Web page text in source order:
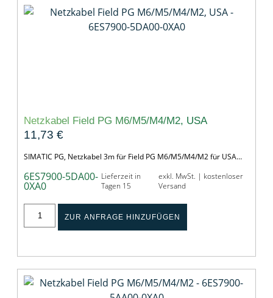
Netzkabel Field PG M6/M5/M4/M2, USA
11,73 €
SIMATIC PG, Netzkabel 3m für Field PG M6/M5/M4/M2 für USA…
6ES7900-5DA00-
0XA0
Lieferzeit in
Tagen 15
exkl. MwSt. | kostenloser
Versand
ZUR ANFRAGE HINZUFÜGEN